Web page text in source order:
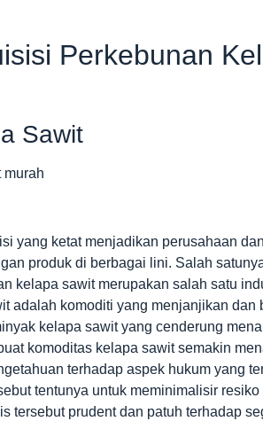
Perkebunan
Sawit
yang ketat menjadikan perusahaan dan
produk di berbagai lini. Salah
kelapa sawit merupakan salah satu
adalah komoditi yang menjanjikan dan
kelapa sawit yang cenderung
komoditas kelapa sawit semakin
terhadap aspek hukum yang
tentunya untuk meminimalisir resiko
tersebut prudent dan patuh terhadap